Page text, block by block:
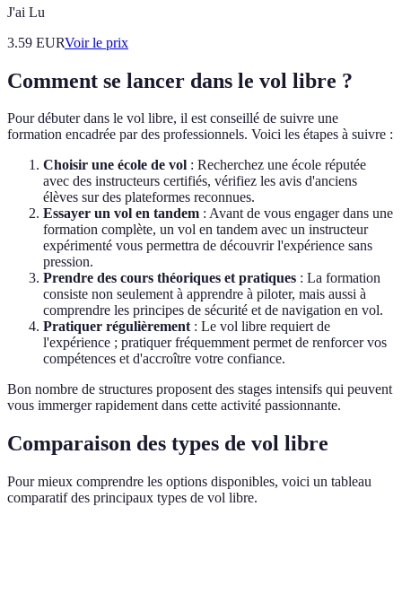
J'ai Lu
3.59 EURVoir le prix
Comment se lancer dans le vol libre ?
Pour débuter dans le vol libre, il est conseillé de suivre une
formation encadrée par des professionnels. Voici les étapes à suivre :
Choisir une école de vol : Recherchez une école réputée
avec des instructeurs certifiés, vérifiez les avis d'anciens
élèves sur des plateformes reconnues.
Essayer un vol en tandem : Avant de vous engager dans une
formation complète, un vol en tandem avec un instructeur
expérimenté vous permettra de découvrir l'expérience sans
pression.
Prendre des cours théoriques et pratiques : La formation
consiste non seulement à apprendre à piloter, mais aussi à
comprendre les principes de sécurité et de navigation en vol.
Pratiquer régulièrement: Le vol libre requiert de
l'expérience ; pratiquer fréquemment permet de renforcer vos
compétences et d'accroître votre confiance.
Bon nombre de structures proposent des stages intensifs qui peuvent
vous immerger rapidement dans cette activité passionnante.
Comparaison des types de vol libre
Pour mieux comprendre les options disponibles, voici un tableau
comparatif des principaux types de vol libre.